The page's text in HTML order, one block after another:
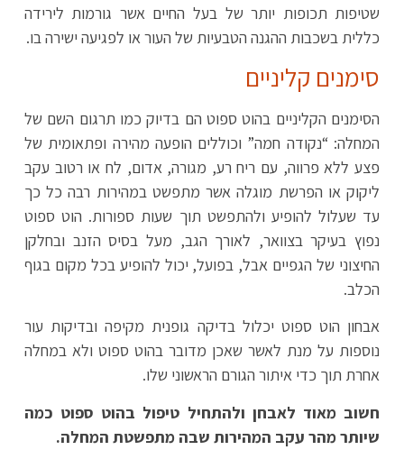
שטיפות תכופות יותר של בעל החיים אשר גורמות לירידה
כללית בשכבות ההגנה הטבעיות של העור או לפגיעה ישירה בו.
סימנים קליניים
הסימנים הקליניים בהוט ספוט הם בדיוק כמו תרגום השם של
המחלה: “נקודה חמה” וכוללים הופעה מהירה ופתאומית של
פצע ללא פרווה, עם ריח רע, מגורה, אדום, לח או רטוב עקב
ליקוק או הפרשת מוגלה אשר מתפשט במהירות רבה כל כך
עד שעלול להופיע ולהתפשט תוך שעות ספורות. הוט ספוט
נפוץ בעיקר בצוואר, לאורך הגב, מעל בסיס הזנב ובחלקן
החיצוני של הגפיים אבל, בפועל, יכול להופיע בכל מקום בגוף
הכלב.
אבחון הוט ספוט יכלול בדיקה גופנית מקיפה ובדיקות עור
נוספות על מנת לאשר שאכן מדובר בהוט ספוט ולא במחלה
אחרת תוך כדי איתור הגורם הראשוני שלו.
חשוב מאוד לאבחן ולהתחיל טיפול בהוט ספוט כמה
שיותר מהר עקב המהירות שבה מתפשטת המחלה.